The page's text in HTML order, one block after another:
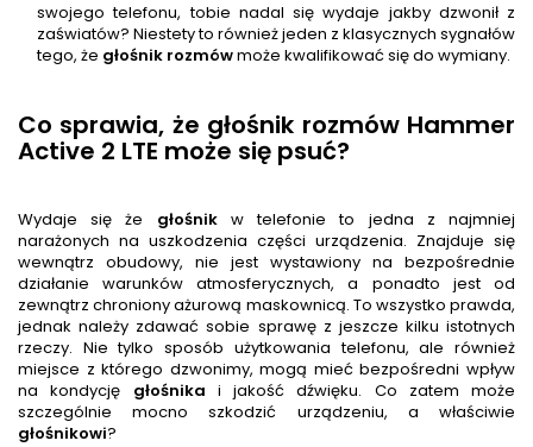
swojego telefonu, tobie nadal się wydaje jakby dzwonił z
zaświatów? Niestety to również jeden z klasycznych sygnałów
tego, że głośnik rozmówmoże kwalifikować się do wymiany.
Co sprawia, że głośnik rozmów Hammer
Active 2 LTE może się psuć?
Wydaje się że głośnikw telefonie to jedna z najmniej
narażonych na uszkodzenia części urządzenia. Znajduje się
wewnątrz obudowy, nie jest wystawiony na bezpośrednie
działanie warunków atmosferycznych, a ponadto jest od
zewnątrz chroniony ażurową maskownicą. To wszystko prawda,
jednak należy zdawać sobie sprawę z jeszcze kilku istotnych
rzeczy. Nie tylko sposób użytkowania telefonu, ale również
miejsce z którego dzwonimy, mogą mieć bezpośredni wpływ
na kondycję głośnika i jakość dźwięku. Co zatem może
szczególnie mocno szkodzić urządzeniu, a właściwie
głośnikowi?